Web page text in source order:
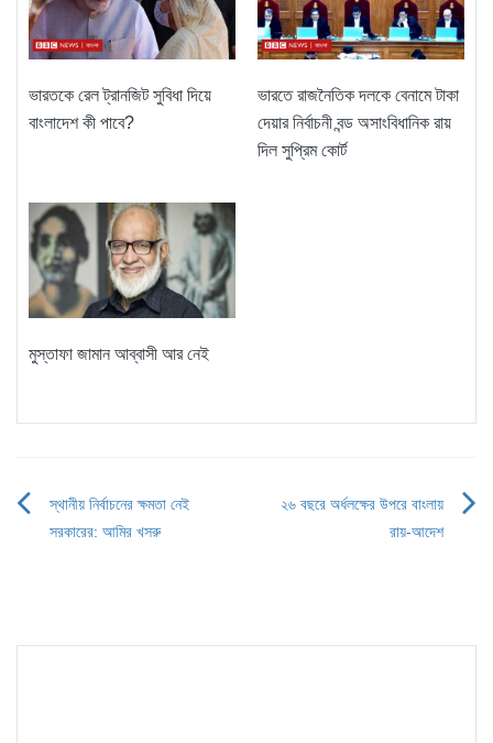
ভারতকে রেল ট্রানজিট সুবিধা দিয়ে
বাংলাদেশ কী পাবে?
ভারতে রাজনৈতিক দলকে বেনামে টাকা
দেয়ার নির্বাচনী বন্ড অসাংবিধানিক রায়
দিল সুপ্রিম কোর্ট
মুস্তাফা জামান আব্বাসী আর নেই
Post
স্থানীয় নির্বাচনের ক্ষমতা নেই
সরকারের: আমির খসরু
২৬ বছরে অর্ধলক্ষের উপরে বাংলায়
রায়-আদেশ